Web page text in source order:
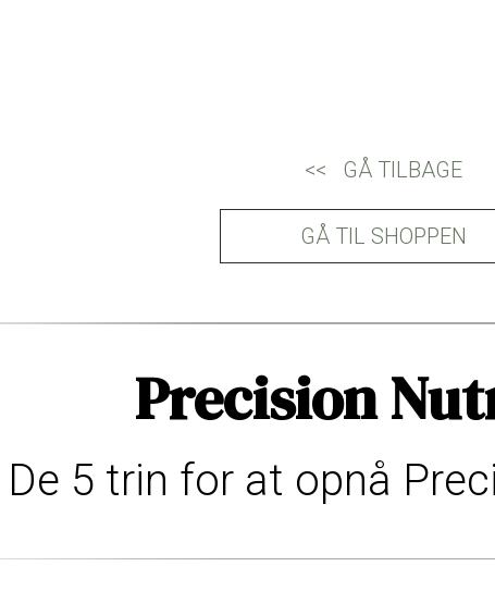
<< GÅ TILBAGE
GÅ TIL SHOPPEN
Precision
De 5 trin for at opnå